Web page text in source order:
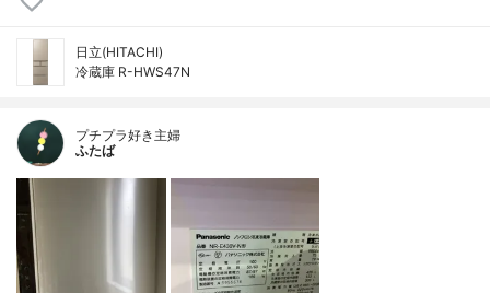
日立(HITACHI)
冷蔵庫 R-HWS47N
プチプラ好き主婦
ふたば